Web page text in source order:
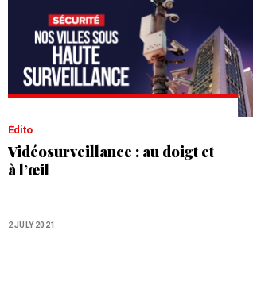
Édito
Vidéosurveillance : au doigt et
à l’œil
2 JULY 2021